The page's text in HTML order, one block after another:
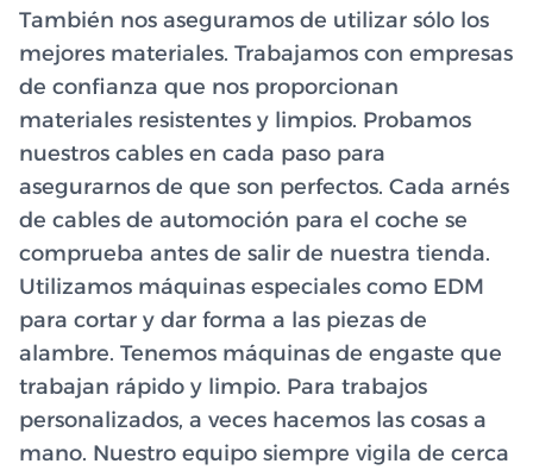
También nos aseguramos de utilizar sólo los
mejores materiales. Trabajamos con empresas
de confianza que nos proporcionan
materiales resistentes y limpios. Probamos
nuestros cables en cada paso para
asegurarnos de que son perfectos. Cada arnés
de cables de automoción para el coche se
comprueba antes de salir de nuestra tienda.
Utilizamos máquinas especiales como EDM
para cortar y dar forma a las piezas de
alambre. Tenemos máquinas de engaste que
trabajan rápido y limpio. Para trabajos
personalizados, a veces hacemos las cosas a
mano. Nuestro equipo siempre vigila de cerca